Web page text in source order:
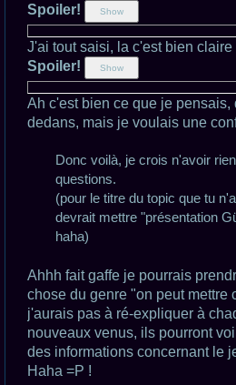
Spoiler!
J'ai tout saisi, la c'est bien claire
Spoiler!
Ah c'est bien ce que je pensais,
dedans, mais je voulais une
Donc voilà, je crois n'avoir
questions.
(pour le titre du topic que tu
devrait mettre "présentation
haha)
Ahhh fait gaffe je pourrais
chose du genre "on peut mettre
j'aurais pas à ré-expliquer à
nouveaux venus, ils pourront
des informations concernant le
Haha =P !